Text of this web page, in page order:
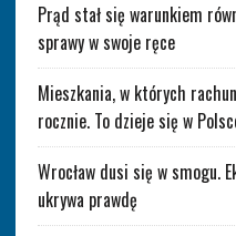
Prąd stał się warunkiem
sprawy w swoje ręce
Mieszkania, w których
rocznie. To dzieje się w
Wrocław dusi się w smogu.
ukrywa prawdę